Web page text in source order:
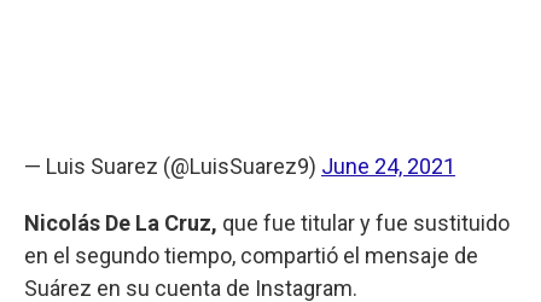
— Luis Suarez (@LuisSuarez9) June 24, 2021
Nicolás De La Cruz, que fue titular y fue sustituido
en el segundo tiempo, compartió el mensaje de
Suárez en su cuenta de Instagram.